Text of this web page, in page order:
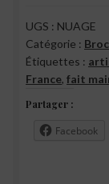
UGS : NUAGE
Catégorie :
Étiquettes :
France, fait
Partager :
Facebook